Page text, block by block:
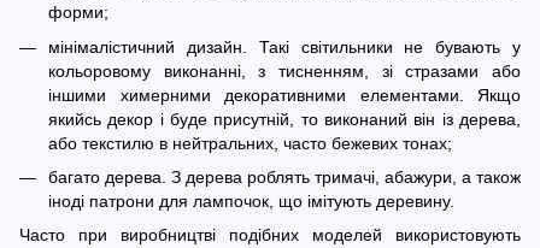
форми;
мінімалістичний дизайн. Такі світильники не бувають у
кольоровому виконанні, з тисненням, зі стразами або
іншими химерними декоративними елементами. Якщо
якийсь декор і буде присутній, то виконаний він із дерева,
або текстилю в нейтральних, часто бежевих тонах;
багато дерева. З дерева роблять тримачі, абажури, а також
іноді патрони для лампочок, що імітують деревину.
Часто при виробництві подібних моделей використовують